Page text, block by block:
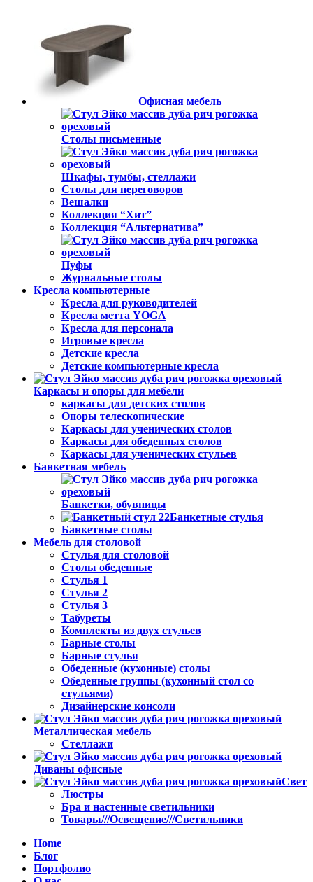
Офисная мебель
Столы письменные
Шкафы, тумбы, стеллажи
Столы для переговоров
Вешалки
Коллекция “Хит”
Коллекция “Альтернатива”
Пуфы
Журнальные столы
Кресла компьютерные
Кресла для руководителей
Кресла метта YOGA
Кресла для персонала
Игровые кресла
Детские кресла
Детские компьютерные кресла
Каркасы и опоры для мебели
каркасы для детских столов
Опоры телескопические
Каркасы для ученических столов
Каркасы для обеденных столов
Каркасы для ученических стульев
Банкетная мебель
Банкетки, обувницы
Банкетные стулья
Банкетные столы
Мебель для столовой
Стулья для столовой
Столы обеденные
Стулья 1
Стулья 2
Стулья 3
Табуреты
Комплекты из двух стульев
Барные столы
Барные стулья
Обеденные (кухонные) столы
Обеденные группы (кухонный стол со
стульями)
Дизайнерские консоли
Металлическая мебель
Стеллажи
Диваны офисные
Свет
Люстры
Бра и настенные светильники
Товары///Освещение///Светильники
Home
Блог
Портфолио